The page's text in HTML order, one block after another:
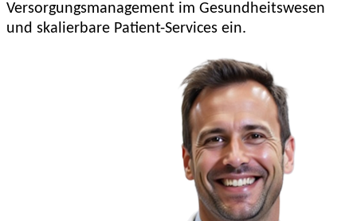
Versorgungsmanagement im Gesundheitswesen
und skalierbare Patient-Services ein.